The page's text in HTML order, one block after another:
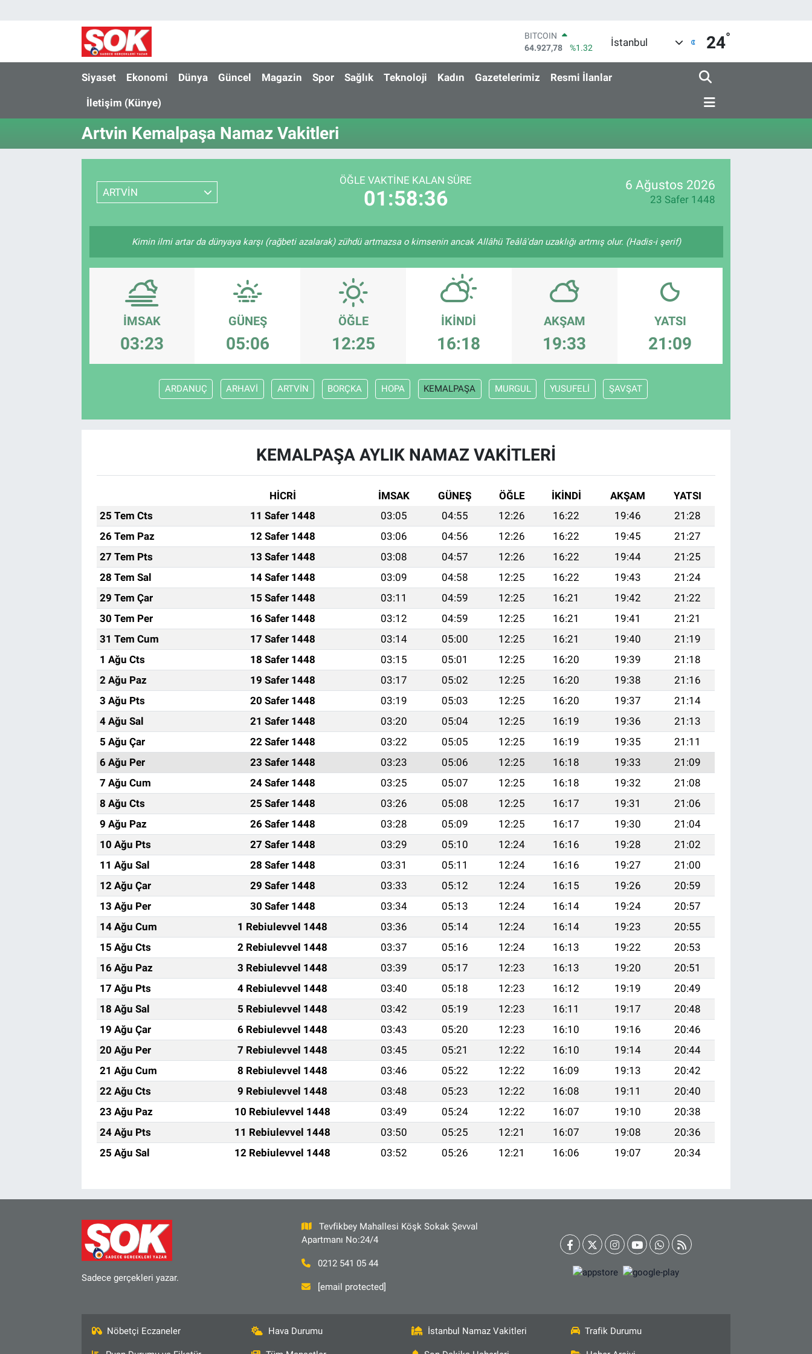
BITCOIN
64.927,78
%1.32
47,5894
%0.08
EURO
64,1581
%0.16
İstanbul 24°
Siyaset Ekonomi Dünya Güncel Magazin Spor Sağlık Teknoloji Kadın Gazetelerimiz Resmi İlanlar
İletişim (Künye)
Artvin Kemalpaşa Namaz Vakitleri
ARTVİN
ÖĞLE VAKTINE KALAN SÜRE
01:58:36
6 Ağustos 2026
23 Safer 1448
Kimin ilmi artar da dünyaya karşı (rağbeti azalarak) zühdü artmazsa o kimsenin ancak Allâhü Teâlâ'dan uzaklığı artmış olur. (Hadis-i şerif)
İMSAK
03:23
GÜNEŞ
05:06
ÖĞLE
12:25
İKINDI
16:18
AKŞAM
19:33
YATSI
21:09
ARDANUÇ ARHAVİ ARTVİN BORÇKA HOPA KEMALPAŞA MURGUL YUSUFELİ ŞAVŞAT
KEMALPAŞA AYLIK NAMAZ VAKITLERI
HİCRİ İMSAK GÜNEŞ ÖĞLE İKINDI AKŞAM
YATSI
25 Tem Cts
11 Safer 1448 03:05 04:55 12:26 16:22 19:46
21:28
26 Tem Paz
12 Safer 1448 03:06 04:56 12:26 16:22 19:45
21:27
27 Tem Pts
13 Safer 1448 03:08 04:57 12:26 16:22 19:44
21:25
28 Tem Sal
14 Safer 1448 03:09 04:58 12:25 16:22 19:43
21:24
29 Tem Çar
15 Safer 1448 03:11 04:59 12:25 16:21 19:42
21:22
30 Tem Per
16 Safer 1448 03:12 04:59 12:25 16:21 19:41
21:21
31 Tem Cum
17 Safer 1448 03:14 05:00 12:25 16:21 19:40
21:19
1 Ağu Cts
18 Safer 1448 03:15 05:01 12:25 16:20 19:39
21:18
2 Ağu Paz
19 Safer 1448 03:17 05:02 12:25 16:20 19:38
21:16
3 Ağu Pts
20 Safer 1448 03:19 05:03 12:25 16:20 19:37
21:14
4 Ağu Sal
21 Safer 1448 03:20 05:04 12:25 16:19 19:36
21:13
5 Ağu Çar
22 Safer 1448 03:22 05:05 12:25 16:19 19:35
21:11
6 Ağu Per
23 Safer 1448 03:23 05:06 12:25 16:18 19:33
21:09
7 Ağu Cum
24 Safer 1448 03:25 05:07 12:25 16:18 19:32
21:08
8 Ağu Cts
25 Safer 1448 03:26 05:08 12:25 16:17 19:31
21:06
9 Ağu Paz
26 Safer 1448 03:28 05:09 12:25 16:17 19:30
21:04
10 Ağu Pts
27 Safer 1448 03:29 05:10 12:24 16:16 19:28
21:02
11 Ağu Sal
28 Safer 1448 03:31 05:11 12:24 16:16 19:27
21:00
12 Ağu Çar
29 Safer 1448 03:33 05:12 12:24 16:15 19:26
20:59
13 Ağu Per
30 Safer 1448 03:34 05:13 12:24 16:14 19:24
20:57
14 Ağu Cum
1 Rebiulevvel 1448 03:36 05:14 12:24 16:14 19:23
20:55
15 Ağu Cts
2 Rebiulevvel 1448 03:37 05:16 12:24 16:13 19:22
20:53
16 Ağu Paz
3 Rebiulevvel 1448 03:39 05:17 12:23 16:13 19:20
20:51
17 Ağu Pts
4 Rebiulevvel 1448 03:40 05:18 12:23 16:12 19:19
20:49
18 Ağu Sal
5 Rebiulevvel 1448 03:42 05:19 12:23 16:11 19:17
20:48
19 Ağu Çar
6 Rebiulevvel 1448 03:43 05:20 12:23 16:10 19:16
20:46
20 Ağu Per
7 Rebiulevvel 1448 03:45 05:21 12:22 16:10 19:14
20:44
21 Ağu Cum
8 Rebiulevvel 1448 03:46 05:22 12:22 16:09 19:13
20:42
22 Ağu Cts
9 Rebiulevvel 1448 03:48 05:23 12:22 16:08 19:11
20:40
23 Ağu Paz
10 Rebiulevvel 1448 03:49 05:24 12:22 16:07 19:10
20:38
24 Ağu Pts
11 Rebiulevvel 1448 03:50 05:25 12:21 16:07 19:08
20:36
25 Ağu Sal
12 Rebiulevvel 1448 03:52 05:26 12:21 16:06 19:07 20:34
Sadece gerçekleri yazar.
Tevfikbey Mahallesi Köşk Sokak Şevval
Apartmanı No:24/4
0212 541 05 44
[email protected]
Nöbetçi Eczaneler Hava Durumu İstanbul Namaz Vakitleri Trafik Durumu
RESMİ İLANLAR
İletişim/Künye
Gözden Kaçmasın
İletişim (Künye)
Nöbetçi Eczaneler
Hava Durumu
İstanbul Namaz Vakitleri
Trafik Durumu
Tüm Manşetler